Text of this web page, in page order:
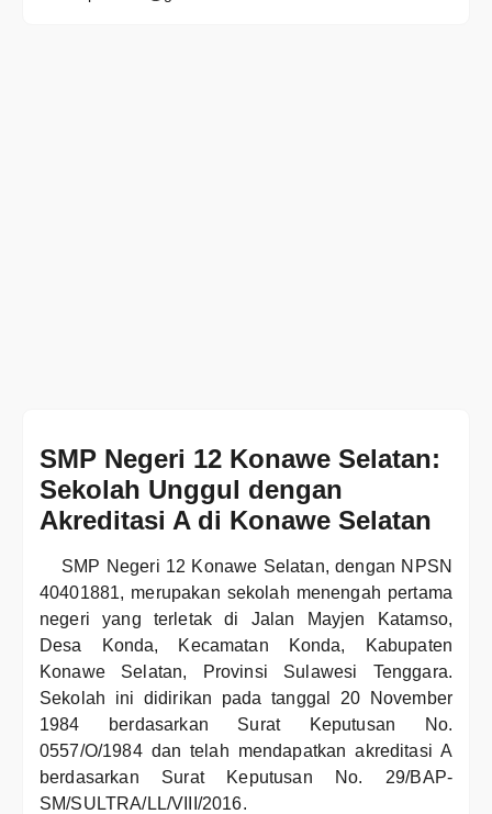
SMP Negeri 12 Konawe Selatan:
Sekolah Unggul dengan
Akreditasi A di Konawe Selatan
SMP Negeri 12 Konawe Selatan, dengan NPSN
40401881, merupakan sekolah menengah pertama
negeri yang terletak di Jalan Mayjen Katamso,
Desa Konda, Kecamatan Konda, Kabupaten
Konawe Selatan, Provinsi Sulawesi Tenggara.
Sekolah ini didirikan pada tanggal 20 November
1984 berdasarkan Surat Keputusan No.
0557/O/1984 dan telah mendapatkan akreditasi A
berdasarkan Surat Keputusan No. 29/BAP-
SM/SULTRA/LL/VIII/2016.